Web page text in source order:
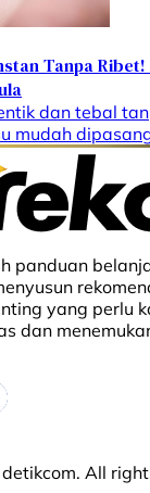
Tanpa
dan tebal
mudah
panduan
yang perlu
dan
All